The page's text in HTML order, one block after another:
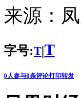
来源：
字号:T|T
0 人参与0条评论打印转发